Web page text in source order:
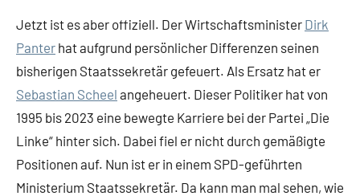
Jetzt ist es aber offiziell. Der Wirtschaftsminister Dirk
Panter hat aufgrund persönlicher Differenzen seinen
bisherigen Staatssekretär gefeuert. Als Ersatz hat er
Sebastian Scheel angeheuert. Dieser Politiker hat von
1995 bis 2023 eine bewegte Karriere bei der Partei „Die
Linke“ hinter sich. Dabei fiel er nicht durch gemäßigte
Positionen auf. Nun ist er in einem SPD-geführten
Ministerium Staatssekretär. Da kann man mal sehen, wie